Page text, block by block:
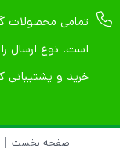
است. نوع ارسال
خرید و پشتیبانی کالاها 02133988635 -
صفحه نخست